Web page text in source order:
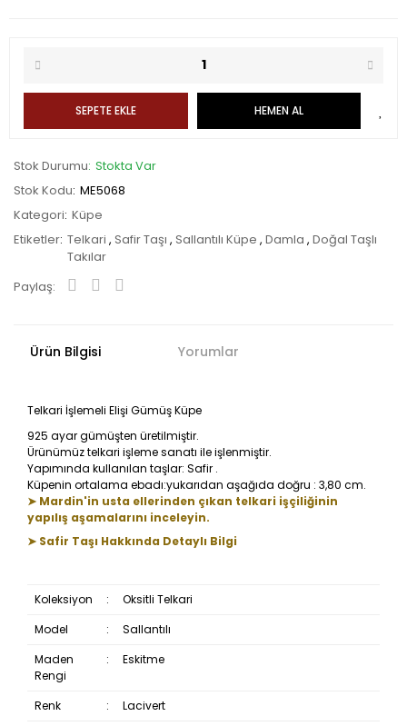
SEPETE EKLE HEMEN AL
Stok Durumu Stokta Var
Stok Kodu ME5068
Kategori Küpe
Etiketler Telkari , Safir Taşı , Sallantılı Küpe , Damla , Doğal Taşlı
Takılar
Paylaş:
Ürün Bilgisi Yorumlar
Telkari İşlemeli Elişi Gümüş Küpe
925 ayar gümüşten üretilmiştir.
Ürünümüz telkari işleme sanatı ile işlenmiştir.
Yapımında kullanılan taşlar: Safir .
Küpenin ortalama ebadı:yukarıdan aşağıda doğru : 3,80 cm.
➤ Mardin'in usta ellerinden çıkan telkari işçiliğinin
yapılış aşamalarını inceleyin.
➤ Safir Taşı Hakkında Detaylı Bilgi
Koleksiyon :
Oksitli Telkari
Model
:
Sallantılı
Maden
Rengi
: Eskitme
Renk :
Lacivert